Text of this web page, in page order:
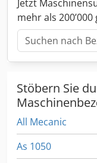
TStylus, WMI,
Jetzt
mehr als
Stöbern Sie
All Mecanic
As 1050